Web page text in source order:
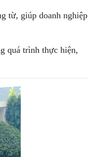
từ, giúp doanh nghiệp
quá trình thực hiện,